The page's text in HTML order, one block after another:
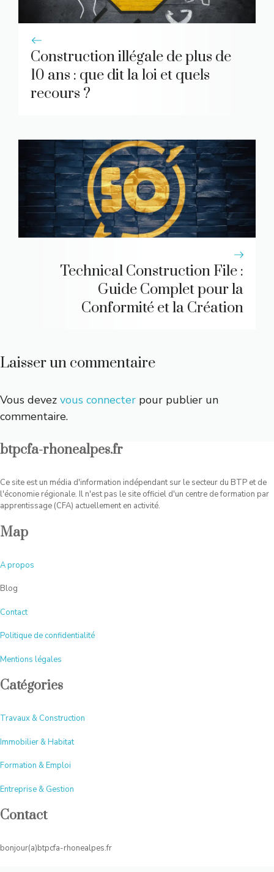
Construction illégale de plus de
10 ans : que dit la loi et quels
recours ?
Technical Construction File :
Guide Complet pour la
Conformité et la Création
Laisser un commentaire
Vous devez vous connecter pour publier un
commentaire.
btpcfa-rhonealpes.fr
Ce site est un média d'information indépendant sur le secteur du BTP et de
l'économie régionale. Il n'est pas le site officiel d'un centre de formation par
apprentissage (CFA) actuellement en activité.
Map
Apropos
Blog
Contact
Politique de confidentialité
Mentions légales
Catégories
Travaux & Construction
Immobilier & Habitat
Formation & Emploi
Entreprise & Gestion
Contact
bonjour(a)btpcfa-rhonealpes.fr